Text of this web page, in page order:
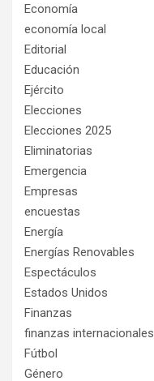
Economía
economía local
Editorial
Educación
Ejército
Elecciones
Elecciones 2025
Eliminatorias
Emergencia
Empresas
encuestas
Energía
Energías Renovables
Espectáculos
Estados Unidos
Finanzas
finanzas internacionales
Fútbol
Género